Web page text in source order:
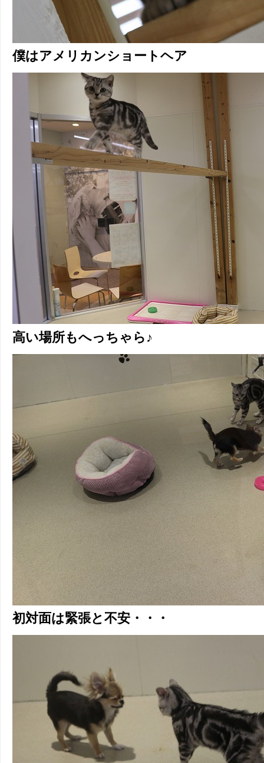
僕はアメリカンショートヘア
高い場所もへっちゃら♪
初対面は緊張と不安・・・